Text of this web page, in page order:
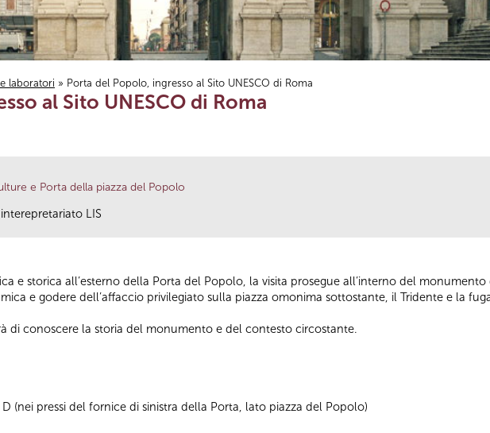
laboratori » Porta del Popolo, ingresso al Sito UNESCO di Roma
al Sito UNESCO di Roma
e Porta della piazza del Popolo
LIS
e storica all’esterno della Porta del Popolo, la visita prosegue all’interno del monumento
e godere dell’affaccio privilegiato sulla piazza omonima sottostante, il Tridente e la
di conoscere la storia del monumento e del contesto circostante.
(nei pressi del fornice di sinistra della Porta, lato piazza del Popolo)